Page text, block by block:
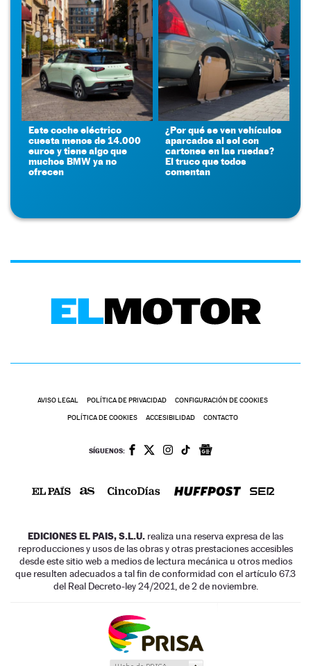
Este coche eléctrico
cuesta menos de 14.000
euros y tiene algo que
muchos BMW ya no
ofrecen
¿Por qué se ven vehículos
aparcados al sol con
cartones en las ruedas?
El truco que todos
comentan
AVISO LEGAL POLÍTICA DE PRIVACIDAD CONFIGURACIÓN DE COOKIES
POLÍTICA DE COOKIES ACCESIBILIDAD CONTACTO
SÍGUENOS:
EDICIONES EL PAIS, S.L.U. realiza una reserva expresa de las
reproducciones y usos de las obras y otras prestaciones accesibles
desde este sitio web a medios de lectura mecánica u otros medios
que resulten adecuados a tal fin de conformidad con el artículo 67.3
del Real Decreto-ley 24/2021, de 2 de noviembre.